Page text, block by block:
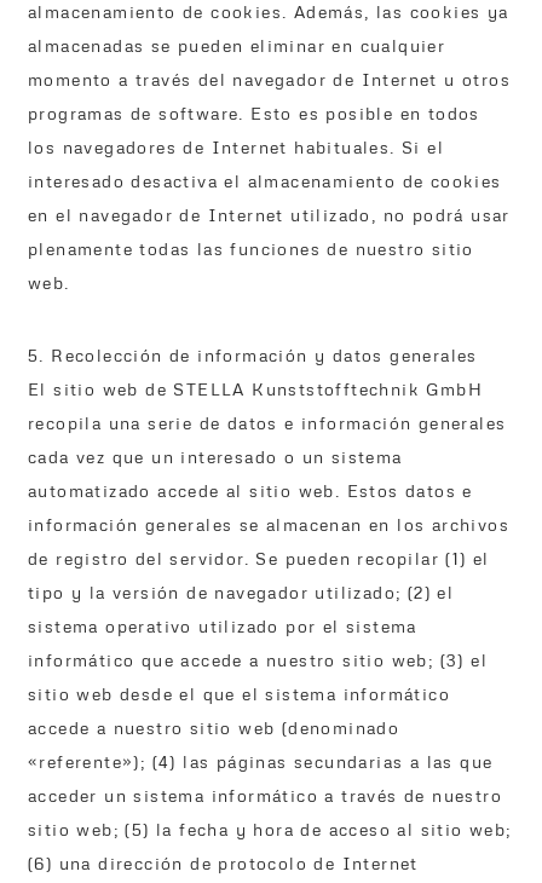
almacenamiento de cookies. Además, las cookies ya
almacenadas se pueden eliminar en cualquier
momento a través del navegador de Internet u otros
programas de software. Esto es posible en todos
los navegadores de Internet habituales. Si el
interesado desactiva el almacenamiento de cookies
en el navegador de Internet utilizado, no podrá usar
plenamente todas las funciones de nuestro sitio
web.
5. Recolección de información y datos generales
El sitio web de STELLA Kunststofftechnik GmbH
recopila una serie de datos e información generales
cada vez que un interesado o un sistema
automatizado accede al sitio web. Estos datos e
información generales se almacenan en los archivos
de registro del servidor. Se pueden recopilar (1) el
tipo y la versión de navegador utilizado; (2) el
sistema operativo utilizado por el sistema
informático que accede a nuestro sitio web; (3) el
sitio web desde el que el sistema informático
accede a nuestro sitio web (denominado
«referente»); (4) las páginas secundarias a las que
acceder un sistema informático a través de nuestro
sitio web; (5) la fecha y hora de acceso al sitio web;
(6) una dirección de protocolo de Internet